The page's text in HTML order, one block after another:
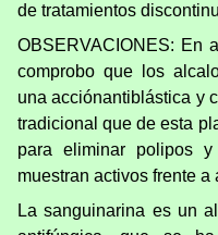
de tratamientos
OBSERVACIONES: En
comprobo que los
una acciónantiblástica y
tradicional que de esta
para eliminar polipos
muestran activos frente a
La sanguinarina es un